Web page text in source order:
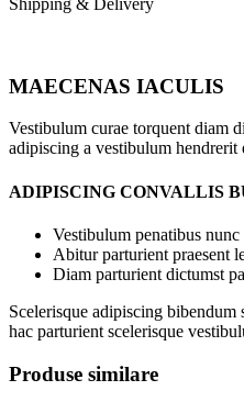
MAECENAS IACULIS
Vestibulum curae torquent diam
adipiscing a vestibulum hendrerit
ADIPISCING CONVALLIS
Vestibulum penatibus
Abitur parturient praesent
Diam parturient dictumst
Scelerisque adipiscing
hac parturient scelerisque
Produse similare